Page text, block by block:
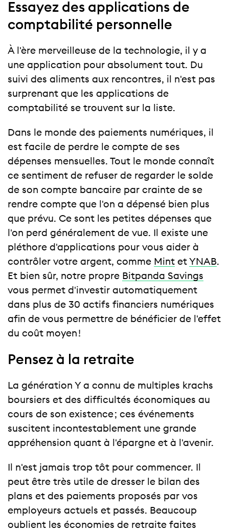
Essayez des applications de
comptabilité personnelle
À l'ère merveilleuse de la technologie, il y a
une application pour absolument tout. Du
suivi des aliments aux rencontres, il n'est pas
surprenant que les applications de
comptabilité se trouvent sur la liste.
Dans le monde des paiements numériques, il
est facile de perdre le compte de ses
dépenses mensuelles. Tout le monde connaît
ce sentiment de refuser de regarder le solde
de son compte bancaire par crainte de se
rendre compte que l'on a dépensé bien plus
que prévu. Ce sont les petites dépenses que
l'on perd généralement de vue. Il existe une
pléthore d'applications pour vous aider à
contrôler votre argent, comme Mint et YNAB.
Et bien sûr, notre propre Bitpanda Savings
vous permet d'investir automatiquement
dans plus de 30 actifs financiers numériques
afin de vous permettre de bénéficier de l'effet
du coût moyen !
Pensez à la retraite
La génération Y a connu de multiples krachs
boursiers et des difficultés économiques au
cours de son existence ; ces événements
suscitent incontestablement une grande
appréhension quant à l'épargne et à l'avenir.
Il n'est jamais trop tôt pour commencer. Il
peut être très utile de dresser le bilan des
plans et des paiements proposés par vos
employeurs actuels et passés. Beaucoup
oublient les économies de retraite faites